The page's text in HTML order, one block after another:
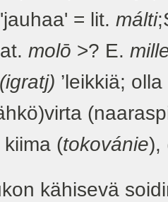
= lit. málti
molō >? E.
’leikkiä;
(tokovánie),
kähisevä